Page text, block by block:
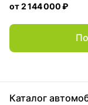
от2 144 000 ₽
Каталог